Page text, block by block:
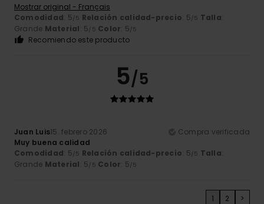
Mostrar original - Français
Comodidad: 5/5 Relación calidad-precio: 5/5 Talla:
Grande Material: 5/5 Color: 5/5
Recomiendo este producto
5/5
Juan Luis15. febrero 2026
Compra verificada
Muy buena calidad
Comodidad: 5/5 Relación calidad-precio: 5/5 Talla:
Grande Material: 5/5 Color: 5/5
1 2 >